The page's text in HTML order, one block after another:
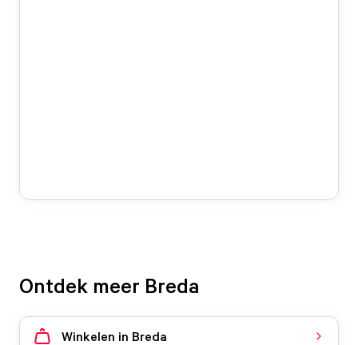
Ontdek meer Breda
Winkelen in Breda